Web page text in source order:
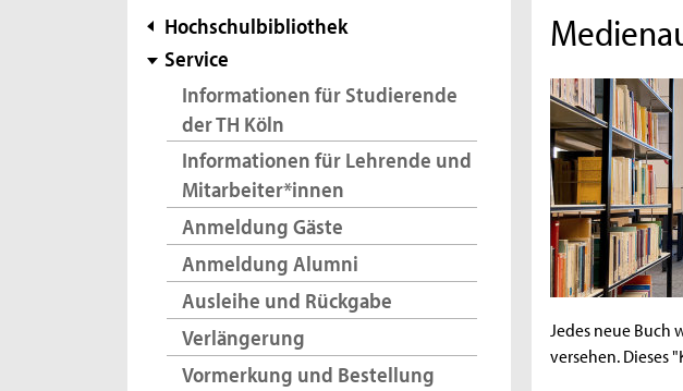
hier:
Subnavigation
Hochschulbibliothek
Service
Informationen für Studierende
der TH Köln
Informationen für Lehrende und
Mitarbeiter*innen
Anmeldung Gäste
Anmeldung Alumni
Ausleihe und Rückgabe
Verlängerung
Vormerkung und Bestellung
Jedes neue
versehen. Dieses